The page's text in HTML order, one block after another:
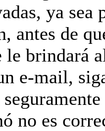
ya
antes de
le brindará
e-mail,
no es